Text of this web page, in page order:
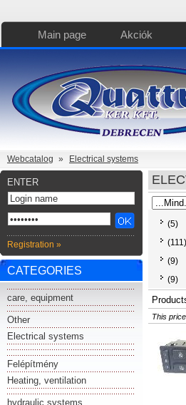
Main page Akciók
Webcatalog » Electrical systems
ENTER
Registration »
CATEGORIES
care, equipment
Other
Electrical systems
Felépítmény
Heating, ventilation
hydraulic systems
(5)
(111)
(9)
(9)
This